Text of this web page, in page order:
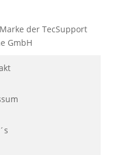
der TecSupport
GmbH